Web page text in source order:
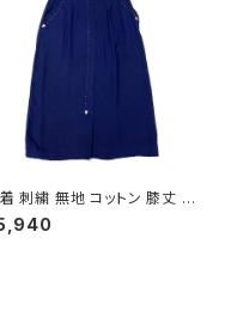
刺繍 無地 コットン 膝丈 ス
ト 紺 (ba2607004)